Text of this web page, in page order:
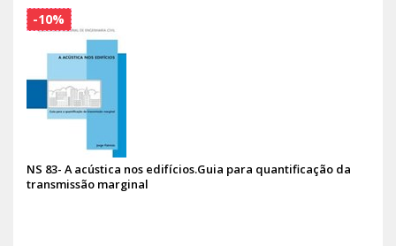
NS 83- A acústica nos edifícios.Guia para quantificação da
transmissão marginal
-10%